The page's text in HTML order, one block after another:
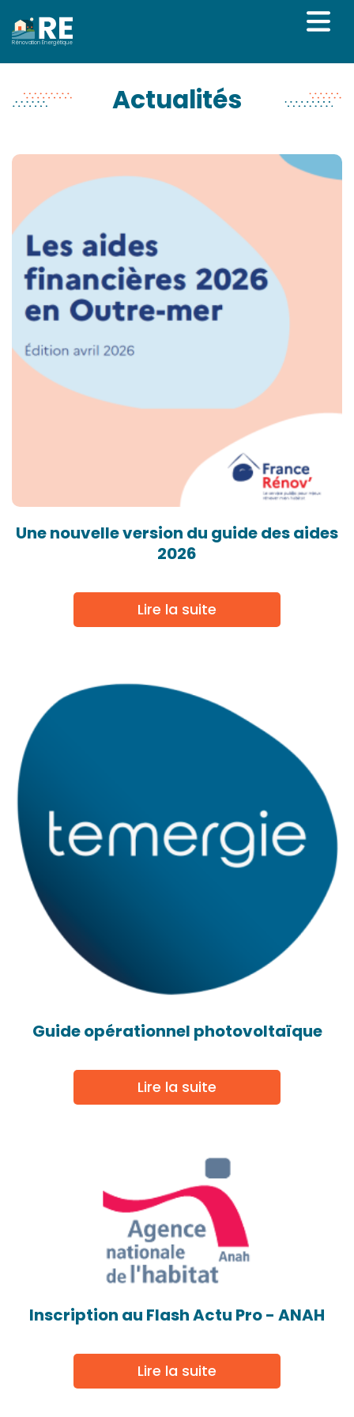
Rénovation Énergétique
Actualités
Une nouvelle version du guide des aides
2026
Lire la suite
Guide opérationnel photovoltaïque
Lire la suite
Inscription au Flash Actu Pro - ANAH
Lire la suite